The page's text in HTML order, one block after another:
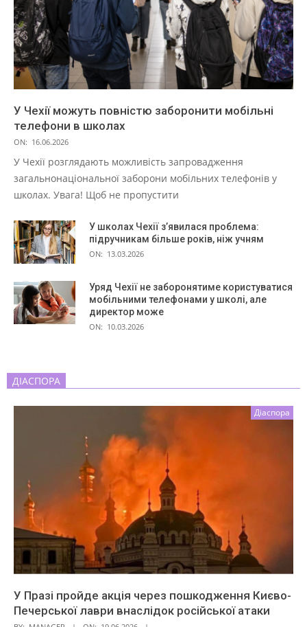
У Чехії можуть повністю заборонити мобільні
телефони в школах
ON: 16.06.2026
У Чехії розглядають можливість запровадження
загальнонаціональної заборони мобільних телефонів у
школах. Увага! Щоб не пропустити
У школах Чехії з’явилася проблема:
підручникам більше років, ніж учням
ON: 13.03.2026
Уряд Чехії не заборонятиме користуватися
мобільними телефонами у школі, але
директор може
ON: 10.03.2026
ДІАСПОРА
Діаспора
У Празі пройде акція через пошкодження Києво-
Печерської лаври внаслідок російської атаки